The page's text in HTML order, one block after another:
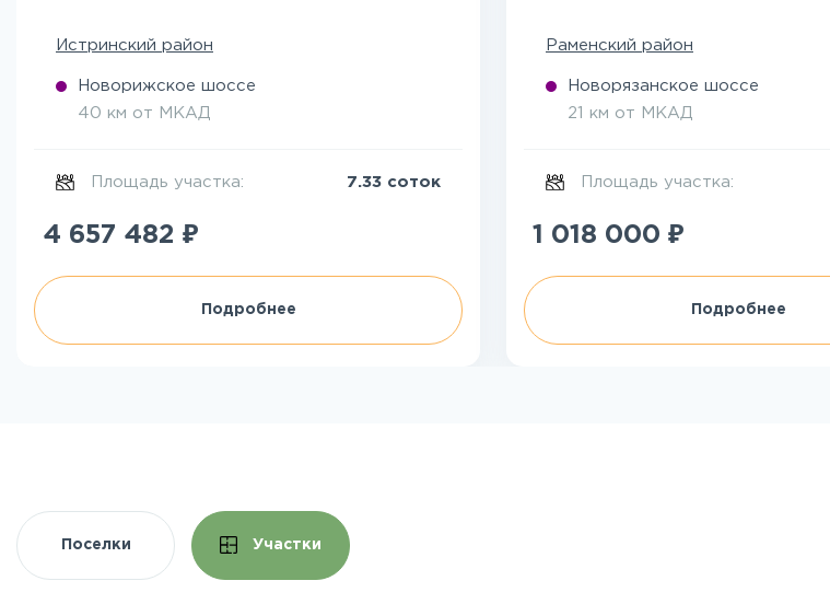
Истринский район
Новорижское шоссе
40 км от МКАД
Площадь участка: 7.33 соток
4 657 482 ₽
Подробнее
Раменский район
Новорязанское шоссе
21 км от МКАД
Площадь участка:
1 018 000 ₽
Подробнее
Поселки Участки